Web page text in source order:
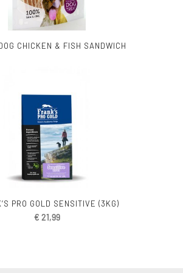
CHICKEN & FISH SANDWICH
PRO GOLD SENSITIVE (3KG)
€ 21,99